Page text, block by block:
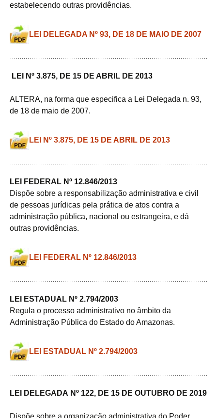
estabelecendo outras providências.
LEI DELEGADA Nº 93, DE 18 DE MAIO DE 2007
LEI Nº 3.875, DE 15 DE ABRIL DE 2013
ALTERA, na forma que especifica a Lei Delegada n. 93,
de 18 de maio de 2007.
LEI Nº 3.875, DE 15 DE ABRIL DE 2013
LEI FEDERAL Nº 12.846/2013
Dispõe sobre a responsabilização administrativa e civil
de pessoas jurídicas pela prática de atos contra a
administração pública, nacional ou estrangeira, e dá
outras providências.
LEI FEDERAL Nº 12.846/2013
LEI ESTADUAL Nº 2.794/2003
Regula o processo administrativo no âmbito da
Administração Pública do Estado do Amazonas.
LEI ESTADUAL Nº 2.794/2003
LEI DELEGADA Nº 122, DE 15 DE OUTUBRO DE 2019
Dispõe sobre a organização administrativa do Poder